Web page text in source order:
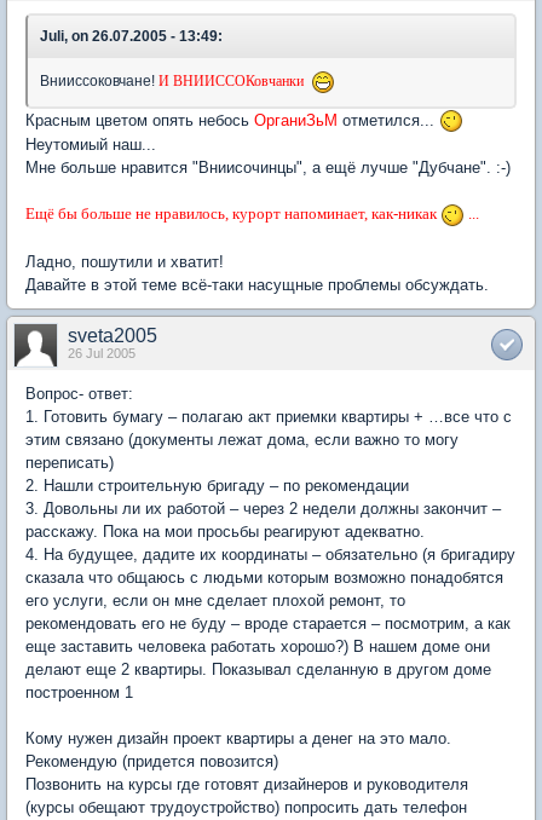
Juli, on 26.07.2005 - 13:49:
Внииссоковчане! И ВНИИССОКовчанки
Красным цветом опять небось ОрганиЗьМ отметился...
Неутомиый наш...
Мне больше нравится "Вниисочинцы", а ещё лучше "Дубчане". :-)
Ещё бы больше не нравилось, курорт напоминает, как-никак ...
Ладно, пошутили и хватит!
Давайте в этой теме всё-таки насущные проблемы обсуждать.
sveta2005
26 Jul 2005
Вопрос- ответ:
1. Готовить бумагу – полагаю акт приемки квартиры + …все что с
этим связано (документы лежат дома, если важно то могу
переписать)
2. Нашли строительную бригаду – по рекомендации
3. Довольны ли их работой – через 2 недели должны закончит –
расскажу. Пока на мои просьбы реагируют адекватно.
4. На будущее, дадите их координаты – обязательно (я бригадиру
сказала что общаюсь с людьми которым возможно понадобятся
его услуги, если он мне сделает плохой ремонт, то
рекомендовать его не буду – вроде старается – посмотрим, а как
еще заставить человека работать хорошо?) В нашем доме они
делают еще 2 квартиры. Показывал сделанную в другом доме
построенном 1
Кому нужен дизайн проект квартиры а денег на это мало.
Рекомендую (придется повозится)
Позвонить на курсы где готовят дизайнеров и руководителя
(курсы обещают трудоустройство) попросить дать телефон